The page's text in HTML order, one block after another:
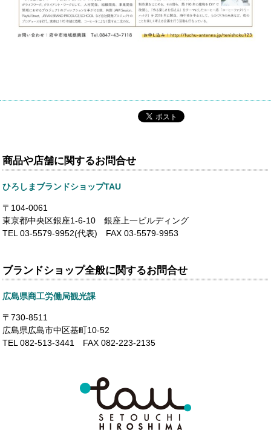
商品や店舗に関するお問合せ
ひろしまブランドショップTAU
〒104-0061
東京都中央区銀座1-6-10 銀座上一ビルディング
TEL 03-5579-9952(代表) FAX 03-5579-9953
ブランドショップ全般に関するお問合せ
広島県商工労働局観光課
〒730-8511
広島県広島市中区基町10-52
TEL 082-513-3441 FAX 082-223-2135